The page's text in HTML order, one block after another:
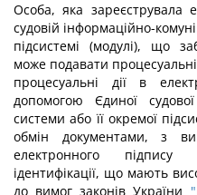
Особа, яка зареєструвала
судовій інформаційно-
підсистемі (модулі), що
може подавати
процесуальні дії в
допомогою Єдиної судової
системи або її окремої
обмін документами, з
електронного підпису
ідентифікації, що мають
до вимог законів України